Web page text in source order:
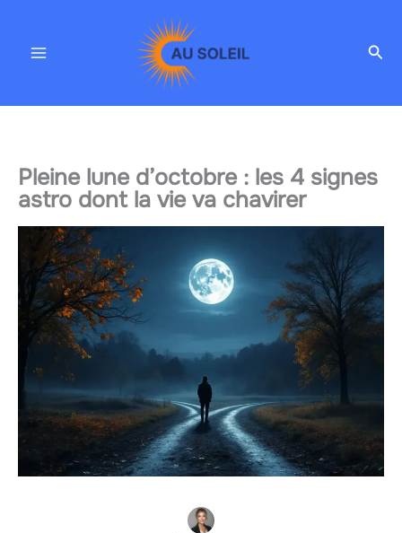
contenu
Pleine lune d’octobre : les 4 signes
astro dont la vie va chavirer